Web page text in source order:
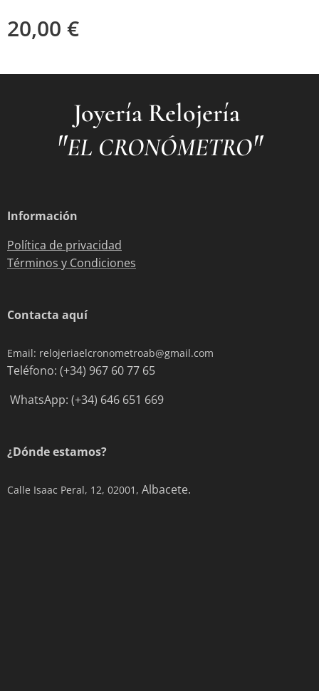
20,00 €
Joyería Relojería
"EL CRONÓMETRO"
Información
Política de privacidad
Términos y Condiciones
Contacta aquí
Email: relojeriaelcronometroab@gmail.com
Teléfono: (+34) 967 60 77 65
WhatsApp: (+34) 646 651 669
¿Dónde estamos?
Calle Isaac Peral, 12, 02001, Albacete.